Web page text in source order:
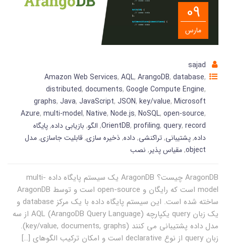
09
مارس
sajad
Amazon Web Services, AQL, ArangoDB, database,
distributed, documents, Google Compute Engine,
graphs, Java, JavaScript, JSON, key/value, Microsoft
Azure, multi-model, Native, Node.js, NoSQL, open-source,
OrientDB, profiling, query, record
, الگو, بازیابی داده,پایگاه
داده,پشتیبانی,تراکنشی,داده,ذخیره سازی,قابلیت جاسازی,مدل
object
,مقیاس پذیر, نصب
AragonDB چیست؟ AragonDB یک سیستم پایگاه داده multi-
model است که رایگان و open-source است و توسط AragonDB
ساخته شده است. این سیستم پایگاه داده با یک مرکز database و
یک زبان query یکپارچه AQL (ArangoDB Query Language) از سه
مدل داده پشتیبانی می کنند (key/value, documents, graphs).
زبان query از نوع declarative است و امکان ترکیب الگوهای […]